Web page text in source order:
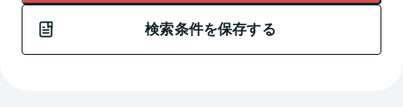
検索条件を保存する